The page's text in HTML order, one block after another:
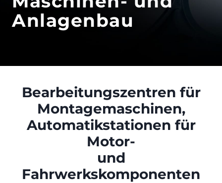
Anlagenbau
Bearbeitungszentren für
Montagemaschinen,
Automatikstationen für
Motor-
und
Fahrwerkskomponenten